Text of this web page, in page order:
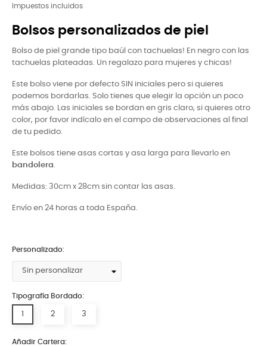
Impuestos incluidos
Bolsos personalizados de piel
Bolso de piel grande tipo baúl con tachuelas! En negro con las
tachuelas plateadas. Un regalazo para mujeres y chicas!
Este bolso viene por defecto SIN iniciales pero si quieres
podemos bordarlas. Solo tienes que elegir la opción un poco
más abajo. Las iniciales se bordan en gris claro, si quieres otro
color, por favor indícalo en el campo de observaciones al final
de tu pedido.
Este bolsos tiene asas cortas y asa larga para llevarlo en
bandolera.
Medidas: 30cm x 28cm sin contar las asas.
Envío en 24 horas a toda España.
Personalizado:
Tipografía Bordado:
1 2 3
Añadir Cartera: